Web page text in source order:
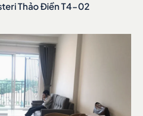
Thảo Điền T4-02